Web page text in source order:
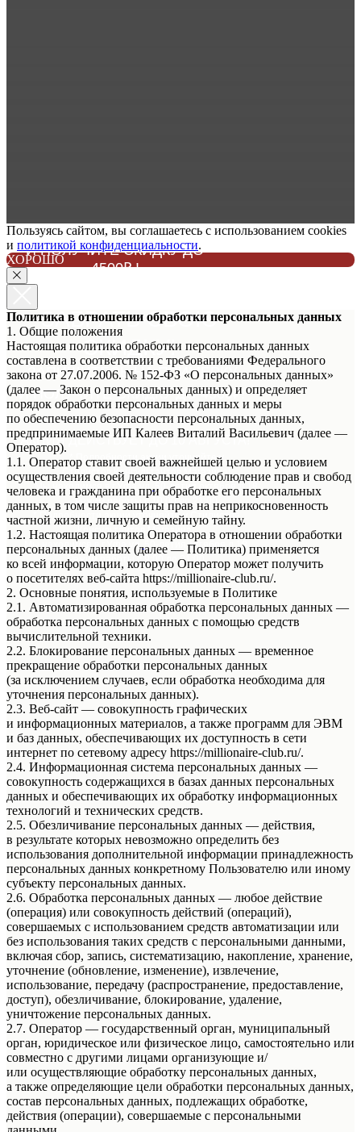
ЗАПИШИТЕСЬ НА ПРИМЕРКУ
И ПОЛУЧИТЕ СКИДКУ ДО
4500₽ !
ЗАБРАТЬ СВОЮ
СКИДКУ!
ЗАПИШИТЕСЬ НА ПРИМЕРКУ
И ПОЛУЧИТЕ СКИДКУ ДО 4500₽!
АКЦИЯ ДЕЙСТВУЕТ ДО 10 АВГУСТА!
* Подробности акции уточняйте у
Стилистов Консультантов Магазина!
Мы находимся в г.Уфа ул. 50-летия октября д.18
Режим работы с 10:00 до 21:00
* Подробности акции уточняйте у Стилистов
Консультантов Магазина!
Мы находимся в г.Уфа ул. 50-летия октября д.18
Режим работы с 9:00 до 21:00
Пользуясь сайтом, вы соглашаетесь с использованием cookies
и политикой конфиденциальности.
ХОРОШО
Политика в отношении обработки персональных данных
1. Общие положения
Настоящая политика обработки персональных данных
составлена в соответствии с требованиями Федерального
закона от 27.07.2006. № 152-ФЗ «О персональных данных»
(далее — Закон о персональных данных) и определяет
порядок обработки персональных данных и меры
по обеспечению безопасности персональных данных,
предпринимаемые ИП Калеев Виталий Васильевич (далее —
Оператор).
1.1. Оператор ставит своей важнейшей целью и условием
осуществления своей деятельности соблюдение прав и свобод
человека и гражданина при обработке его персональных
данных, в том числе защиты прав на неприкосновенность
частной жизни, личную и семейную тайну.
1.2. Настоящая политика Оператора в отношении обработки
персональных данных (далее — Политика) применяется
ко всей информации, которую Оператор может получить
о посетителях веб-сайта https://millionaire-club.ru/.
2. Основные понятия, используемые в Политике
2.1. Автоматизированная обработка персональных данных —
обработка персональных данных с помощью средств
вычислительной техники.
2.2. Блокирование персональных данных — временное
прекращение обработки персональных данных
(за исключением случаев, если обработка необходима для
уточнения персональных данных).
2.3. Веб-сайт — совокупность графических
и информационных материалов, а также программ для ЭВМ
и баз данных, обеспечивающих их доступность в сети
интернет по сетевому адресу https://millionaire-club.ru/.
2.4. Информационная система персональных данных —
совокупность содержащихся в базах данных персональных
данных и обеспечивающих их обработку информационных
технологий и технических средств.
2.5. Обезличивание персональных данных — действия,
в результате которых невозможно определить без
использования дополнительной информации принадлежность
персональных данных конкретному Пользователю или иному
субъекту персональных данных.
2.6. Обработка персональных данных — любое действие
(операция) или совокупность действий (операций),
совершаемых с использованием средств автоматизации или
без использования таких средств с персональными данными,
включая сбор, запись, систематизацию, накопление, хранение,
уточнение (обновление, изменение), извлечение,
использование, передачу (распространение, предоставление,
доступ), обезличивание, блокирование, удаление,
уничтожение персональных данных.
2.7. Оператор — государственный орган, муниципальный
орган, юридическое или физическое лицо, самостоятельно или
совместно с другими лицами организующие и/
или осуществляющие обработку персональных данных,
а также определяющие цели обработки персональных данных,
состав персональных данных, подлежащих обработке,
действия (операции), совершаемые с персональными